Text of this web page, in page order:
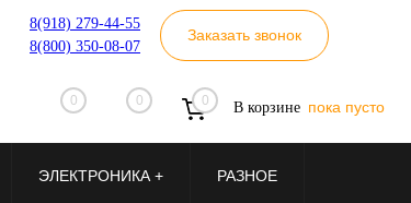
8(918) 279-44-55
8(800) 350-08-07
Заказать звонок
0 0 0 В корзине пока пусто
ЭЛЕКТРОНИКА + РАЗНОЕ